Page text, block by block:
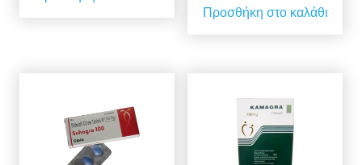
Προσθήκη στο καλάθι